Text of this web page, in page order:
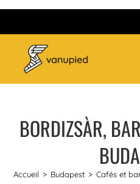
BORDIZSÀR,
Accueil > Budapest > Cafés et